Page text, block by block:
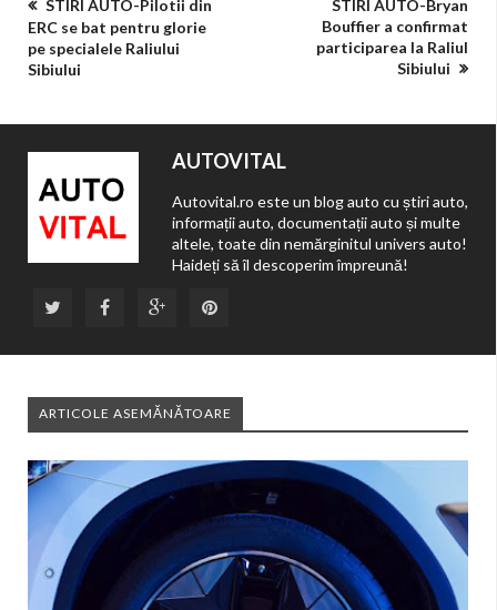
STIRI AUTO-Pilotii din
ERC se bat pentru glorie
pe specialele Raliului
Sibiului
STIRI AUTO-Bryan
Bouffier a confirmat
participarea la Raliul
Sibiului
AUTOVITAL
Autovital.ro este un blog auto cu știri auto,
informații auto, documentații auto și multe
altele, toate din nemărginitul univers auto!
Haideți să îl descoperim împreună!
ARTICOLE ASEMĂNĂTOARE